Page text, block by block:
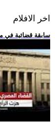
اخر الافلام
.. سابقة قضائية في